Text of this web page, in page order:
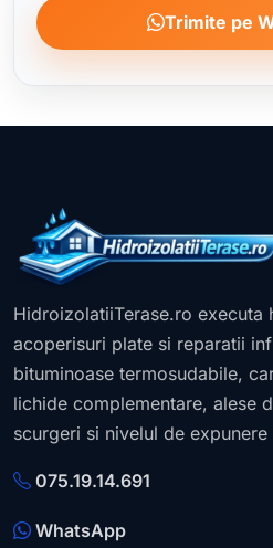
Trimite pe
HidroizolatiiTerase.ro executa
acoperisuri plate si reparatii
bituminoase termosudabile,
lichide complementare, alese
scurgeri si nivelul de expunere
075.19.14.691
WhatsApp